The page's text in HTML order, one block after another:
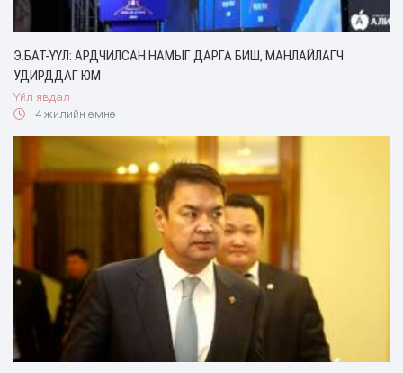
Э.БАТ-ҮҮЛ: АРДЧИЛСАН НАМЫГ ДАРГА БИШ, МАНЛАЙЛАГЧ
УДИРДДАГ ЮМ
Үйл явдал
4 жилийн өмнө